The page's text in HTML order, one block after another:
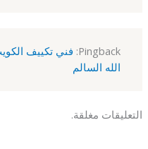
Pingback:
الله السالم
التعليقات مغلقة.